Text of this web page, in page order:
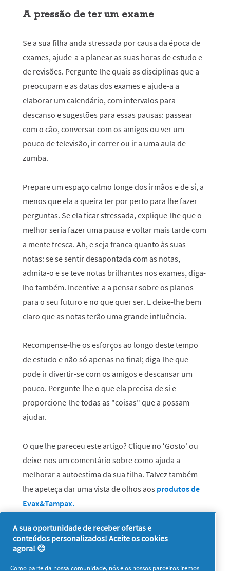
A pressão de ter um exame
Se a sua filha anda stressada por causa da época de
exames, ajude-a a planear as suas horas de estudo e
de revisões. Pergunte-lhe quais as disciplinas que a
preocupam e as datas dos exames e ajude-a a
elaborar um calendário, com intervalos para
descanso e sugestões para essas pausas: passear
com o cão, conversar com os amigos ou ver um
pouco de televisão, ir correr ou ir a uma aula de
zumba.
Prepare um espaço calmo longe dos irmãos e de si, a
menos que ela a queira ter por perto para lhe fazer
perguntas. Se ela ficar stressada, explique-lhe que o
melhor seria fazer uma pausa e voltar mais tarde com
a mente fresca. Ah, e seja franca quanto às suas
notas: se se sentir desapontada com as notas,
admita-o e se teve notas brilhantes nos exames, diga-
lho também. Incentive-a a pensar sobre os planos
para o seu futuro e no que quer ser. E deixe-lhe bem
claro que as notas terão uma grande influência.
Recompense-lhe os esforços ao longo deste tempo
de estudo e não só apenas no final; diga-lhe que
pode ir divertir-se com os amigos e descansar um
pouco. Pergunte-lhe o que ela precisa de si e
proporcione-lhe todas as "coisas" que a possam
ajudar.
O que lhe pareceu este artigo? Clique no ‘Gosto' ou
deixe-nos um comentário sobre como ajuda a
melhorar a autoestima da sua filha. Talvez também
lhe apeteça dar uma vista de olhos aos produtos de
Evax&Tampax.
A sua oportunidade de receber ofertas e
conteúdos personalizados! Aceite os cookies
agora! 😊
Como parte da nossa comunidade, nós e os nossos parceiros iremos